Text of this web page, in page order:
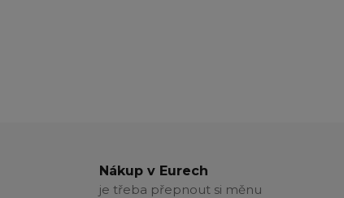
Nákup v Eurech
je třeba přepnout si měnu